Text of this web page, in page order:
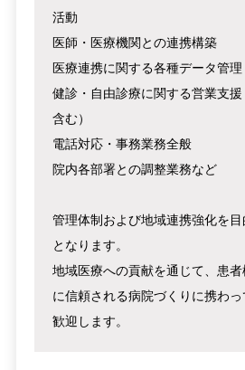
活動
医師・医療機関との連携構築
医療連携に関する各種データ管
健診・自由診療に関する営業支
含む）
電話対応・事務業務全般
院内各部署との調整業務など
管理体制および地域連携強化を
となります。
地域医療への貢献を通じて、患
に信頼される病院づくりに携わ
歓迎します。